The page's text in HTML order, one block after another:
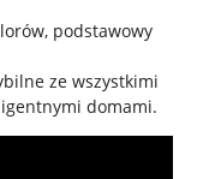
podstawowy
ze wszystkimi
domami.